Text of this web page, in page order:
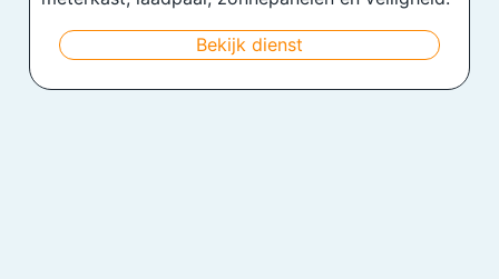
Bekijk dienst